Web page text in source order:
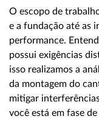
O escopo de
e a fundação até as
performance.
possui exigências
isso realizamos a
da montagem do
mitigar
você está em fase